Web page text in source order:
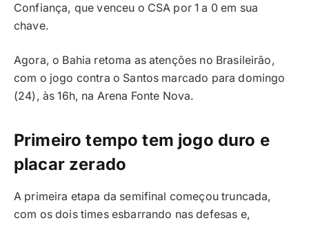
Confiança, que venceu o CSA por 1 a 0 em sua
chave.
Agora, o Bahia retoma as atenções no Brasileirão,
com o jogo contra o Santos marcado para domingo
(24), às 16h, na Arena Fonte Nova.
Primeiro tempo tem jogo duro e
placar zerado
A primeira etapa da semifinal começou truncada,
com os dois times esbarrando nas defesas e,